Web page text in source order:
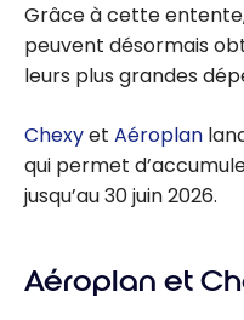
Grâce à cette
peuvent désormais
leurs plus grandes
Chexyet Aéroplan
qui permet
jusqu’au 30 juin 2026.
Aéroplan et